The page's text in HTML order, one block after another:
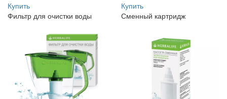
Купить
Купить
Фильтр для очистки воды
Сменный картридж